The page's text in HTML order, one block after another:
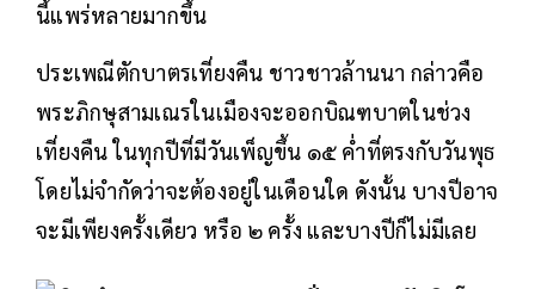
นี้แพร่หลายมากขึ้น
ประเพณีตักบาตรเที่ยงคืน ชาวชาวล้านนา กล่าวคือ
พระภิกษุสามเณรในเมืองจะออกบิณฑบาตในช่วง
เที่ยงคืน ในทุกปีที่มีวันเพ็ญขึ้น ๑๕ ค่ำที่ตรงกับวันพุธ
โดยไม่จำกัดว่าจะต้องอยู่ในเดือนใด ดังนั้น บางปีอาจ
จะมีเพียงครั้งเดียว หรือ ๒ ครั้ง และบางปีก็ไม่มีเลย